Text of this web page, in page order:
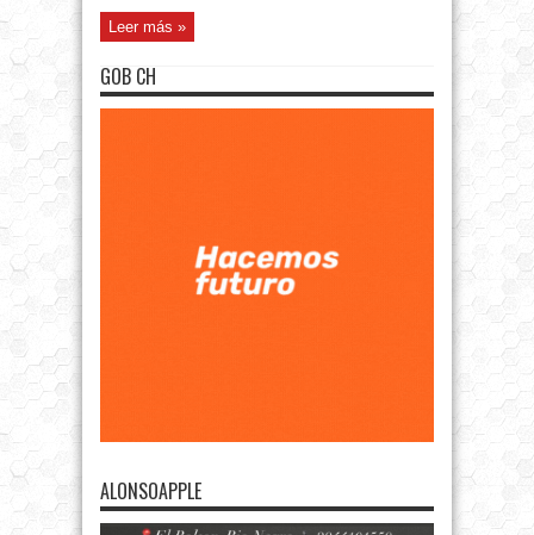
Leer más »
GOB CH
ALONSOAPPLE